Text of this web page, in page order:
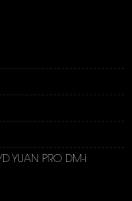
YUAN PRO DM-i